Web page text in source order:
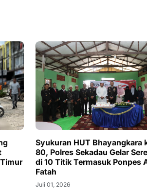
Syukuran HUT Bhayangkara
80, Polres Sekadau Gelar
di 10 Titik Termasuk Ponpes
Fatah
Juli 01, 2026